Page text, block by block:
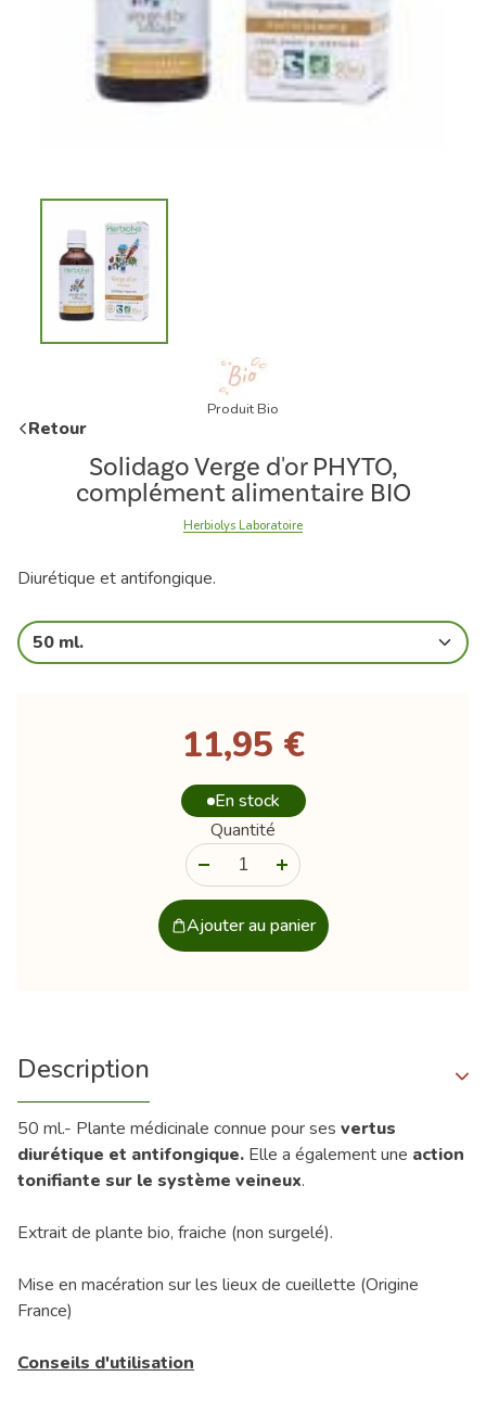
Produit Bio
Retour
Solidago Verge d'or PHYTO,
complément alimentaire BIO
Herbiolys Laboratoire
Diurétique et antifongique.
50 ml.
11,95 €
En stock
Quantité
Ajouter au panier
Description
50 ml.- Plante médicinale connue pour ses vertus
diurétique et antifongique. Elle a également une action
tonifiante sur le système veineux.
Extrait de plante bio, fraiche (non surgelé).
Mise en macération sur les lieux de cueillette (Origine
France)
Conseils d'utilisation